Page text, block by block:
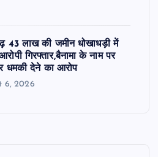
43 लाख की जमीन धोखाधड़ी में
गिरफ्तार,बैनामा के नाम पर
धमकी देने का आरोप
6, 2026